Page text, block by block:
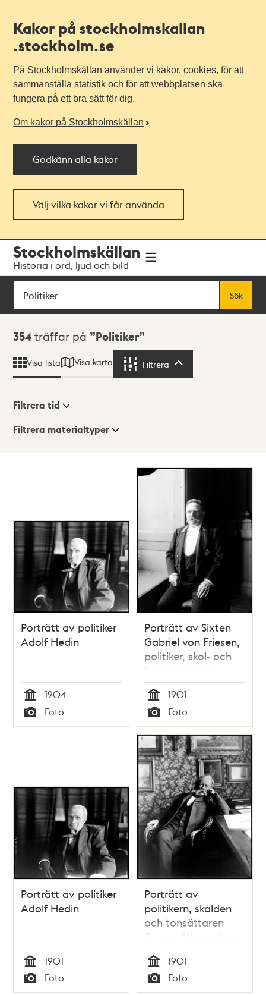
Kakor på stockholmskallan
.stockholm.se
På Stockholmskällan använder vi kakor, cookies, för att
sammanställa statistik och för att webbplatsen ska
fungera på ett bra sätt för dig.
Om kakor på Stockholmskällan
Godkänn alla kakor
Välj vilka kakor vi får använda
navigationen
huvudinnehållet
Stockholmskällan
Historia i ord, ljud och bild
Sök
Sök
Sökresultat
354 träffar på Politiker
Visa lista Visa karta Filtrera
Visningsläge
Filtrera tid
Filtrera materialtyper
Porträtt av politiker
Adolf Hedin
Tid
1904
Typ
Foto
Porträtt av Sixten
Gabriel von Friesen,
politiker, skol- och
kommunalman
Tid
1901
Typ
Foto
Porträtt av politiker
Adolf Hedin
Tid
1901
Typ
Foto
Porträtt av
politikern, skalden
och tonsättaren
Gunnar Wennerberg
Tid
1901
Typ
Foto